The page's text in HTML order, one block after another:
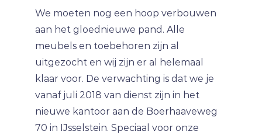
We moeten nog een hoop verbouwen
aan het gloednieuwe pand. Alle
meubels en toebehoren zijn al
uitgezocht en wij zijn er al helemaal
klaar voor. De verwachting is dat we je
vanaf juli 2018 van dienst zijn in het
nieuwe kantoor aan de Boerhaaveweg
70 in IJsselstein. Speciaal voor onze